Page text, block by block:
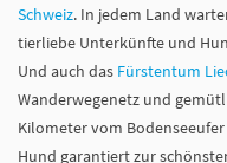
Schweiz. In jedem Land
tierliebe Unterkünfte und
Und auch das Fürstentum
Wanderwegenetz und
Kilometer vom
Hund garantiert zur